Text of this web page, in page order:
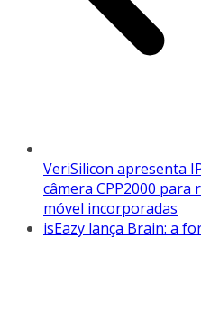
VeriSilicon apresenta
câmera CPP2000 para
móvel incorporadas
isEazy lança Brain: a